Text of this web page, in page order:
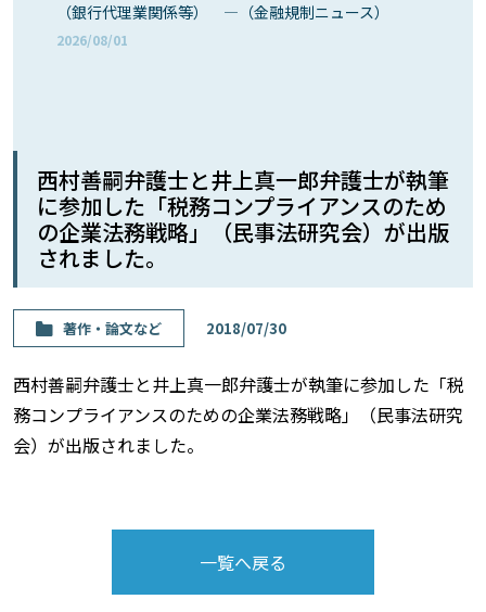
（銀行代理業関係等） ―（金融規制ニュース）
2026/08/01
西村善嗣弁護士と井上真一郎弁護士が執筆
に参加した「税務コンプライアンスのため
の企業法務戦略」（民事法研究会）が出版
されました。
著作・論⽂など 2018/07/30
西村善嗣弁護士と井上真一郎弁護士が執筆に参加した「税
務コンプライアンスのための企業法務戦略」（民事法研究
会）が出版されました。
一覧へ戻る